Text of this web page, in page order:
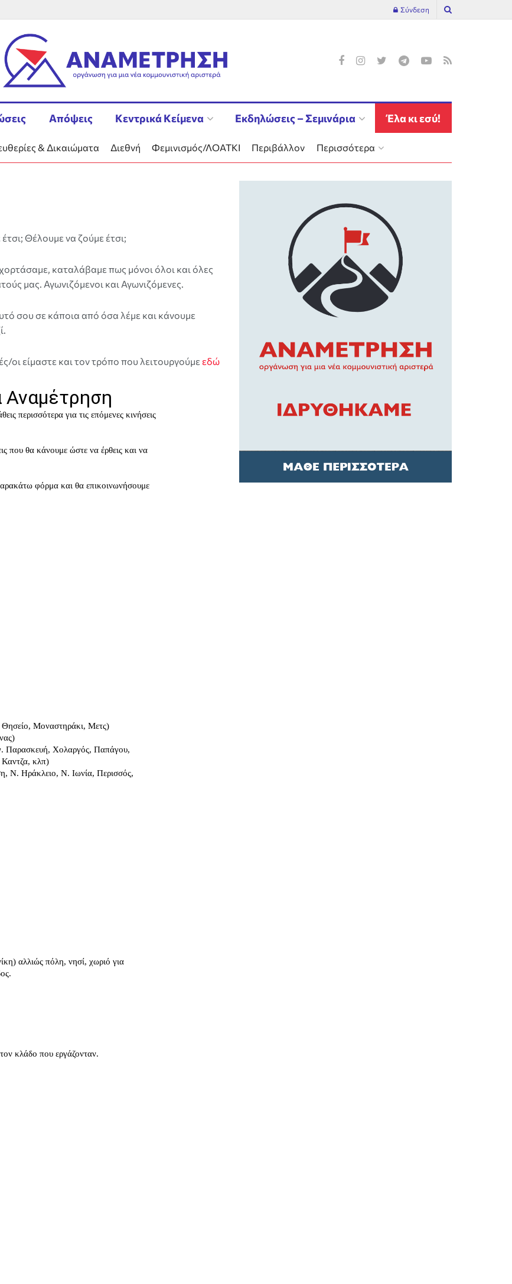
Σύνδεση
Απόψεις Κεντρικά Κείμενα Εκδηλώσεις – Σεμινάρια Έλα κι εσύ!
& Δικαιώματα Διεθνή Φεμινισμός/ΛΟΑΤΚΙ Περιβάλλον Περισσότερα
Θέλουμε να ζούμε έτσι;
καταλάβαμε πως μόνοι όλοι και όλες
μας. Αγωνιζόμενοι και Αγωνιζόμενες.
σου σε κάποια από όσα λέμε και κάνουμε
οι είμαστε και τον τρόπο που λειτουργούμε εδώ